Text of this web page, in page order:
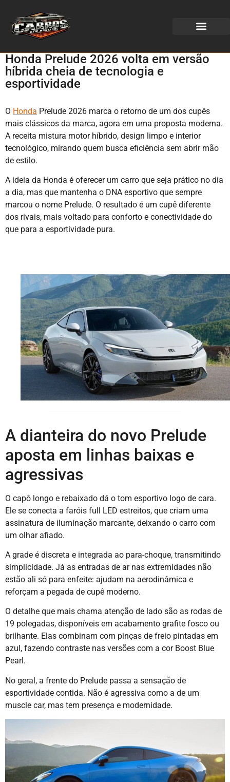
Honda Prelude 2026 volta em versão
híbrida cheia de tecnologia e
esportividade
O Honda Prelude 2026 marca o retorno de um dos cupês
mais clássicos da marca, agora em uma proposta moderna.
A receita mistura motor híbrido, design limpo e interior
tecnológico, mirando quem busca eficiência sem abrir mão
de estilo.
A ideia da Honda é oferecer um carro que seja prático no dia
a dia, mas que mantenha o DNA esportivo que sempre
marcou o nome Prelude. O resultado é um cupê diferente
dos rivais, mais voltado para conforto e conectividade do
que para a esportividade pura.
A dianteira do novo Prelude
aposta em linhas baixas e
agressivas
O capô longo e rebaixado dá o tom esportivo logo de cara.
Ele se conecta a faróis full LED estreitos, que criam uma
assinatura de iluminação marcante, deixando o carro com
um olhar afiado.
A grade é discreta e integrada ao para-choque, transmitindo
simplicidade. Já as entradas de ar nas extremidades não
estão ali só para enfeite: ajudam na aerodinâmica e
reforçam a pegada de cupê moderno.
O detalhe que mais chama atenção de lado são as rodas de
19 polegadas, disponíveis em acabamento grafite fosco ou
brilhante. Elas combinam com pinças de freio pintadas em
azul, fazendo contraste nas versões com a cor Boost Blue
Pearl.
No geral, a frente do Prelude passa a sensação de
esportividade contida. Não é agressiva como a de um
muscle car, mas tem presença e modernidade.